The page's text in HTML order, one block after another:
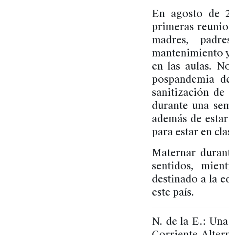
En agosto de
primeras
madres,
mantenimiento
en las aulas.
pospandemia
sanitización
durante una
además de
para estar en
Maternar
sentidos,
destinado a la
este país.
N. de la E.: